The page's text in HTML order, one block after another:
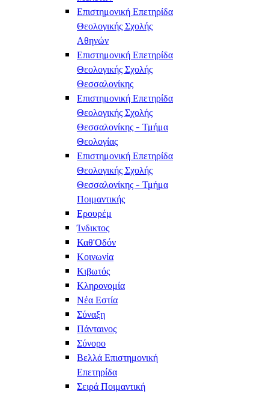
Επιστημονική Επετηρίδα
Θεολογικής Σχολής
Αθηνών
Επιστημονική Επετηρίδα
Θεολογικής Σχολής
Θεσσαλονίκης
Επιστημονική Επετηρίδα
Θεολογικής Σχολής
Θεσσαλονίκης - Τμήμα
Θεολογίας
Επιστημονική Επετηρίδα
Θεολογικής Σχολής
Θεσσαλονίκης - Τμήμα
Ποιμαντικής
Ερουρέμ
Ίνδικτος
Καθ'Οδόν
Κοινωνία
Κιβωτός
Κληρονομία
Νέα Εστία
Σύναξη
Πάνταινος
Σύνορο
Βελλά Επιστημονική
Επετηρίδα
Σειρά Ποιμαντική